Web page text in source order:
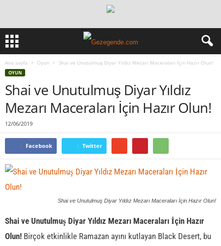
Ana sayfa Oyun Shai ve Unutulmuş Diyar Yıldız Mezarı Maceraları İçin Hazır Olun!
OYUN
Shai ve Unutulmuş Diyar Yıldız
Mezarı Maceraları İçin Hazır Olun!
12/06/2019
Facebook Twitter
Shai ve Unutulmuş Diyar Yıldız Mezarı Maceraları İçin Hazır Olun!
Shai ve Unutulmuş Diyar Yıldız Mezarı Maceraları İçin Hazır
Olun! Birçok etkinlikle Ramazan ayını kutlayan Black Desert, bu